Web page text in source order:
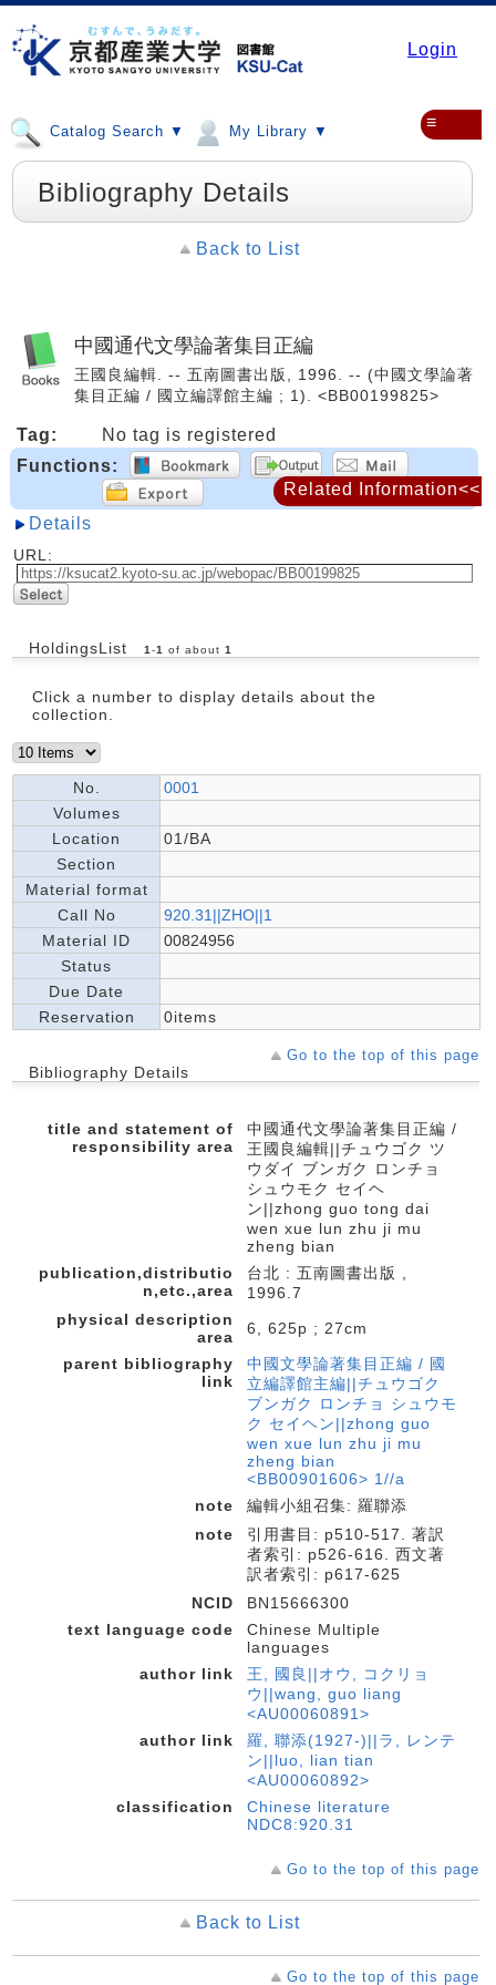
Login
Catalog Search ▼ My Library ▼ ≡
Bibliography Details
Back to List
中國通代文學論著集目正編
王國良編輯. -- 五南圖書出版, 1996. -- (中國文學論著
集目正編 / 國立編譯館主編 ; 1). <BB00199825>
Tag:
No tag is registered
Functions:
Details
URL:
HoldingsList 1 -1 of about 1
Click a number to display details about the
collection.
No.
0001
Volumes
Location
01/BA
Section
Material format
Call No
920.31||ZHO||1
Material ID
00824956
Status
Due Date
Reservation
0items
Go to the top of this page
Bibliography Details
title and statement of
responsibility area
中國通代文學論著集目正編 /
王國良編輯||チュウゴク ツ
ウダイ ブンガク ロンチョ
シュウモク セイヘ
ン||zhong guo tong dai
wen xue lun zhu ji mu
zheng bian
publication,distributio
n,etc.,area
台北 : 五南圖書出版 ,
1996.7
physical description
area
6, 625p ; 27cm
parent bibliography
link
中國文學論著集目正編 / 國
立編譯館主編||チュウゴク
ブンガク ロンチョ シュウモ
ク セイヘン||zhong guo
wen xue lun zhu ji mu
zheng bian
<BB00901606> 1//a
note
編輯小組召集: 羅聯添
note
引用書目: p510-517. 著訳
者索引: p526-616. 西文著
訳者索引: p617-625
NCID
BN15666300
text language code
Chinese Multiple
languages
author link
王, 國良||オウ, コクリョ
ウ||wang, guo liang
<AU00060891>
author link
羅, 聯添(1927-)||ラ, レンテ
ン||luo, lian tian
<AU00060892>
classification
Chinese literature
NDC8:920.31
Go to the top of this page
Back to List
Go to the top of this page
Related Information<<